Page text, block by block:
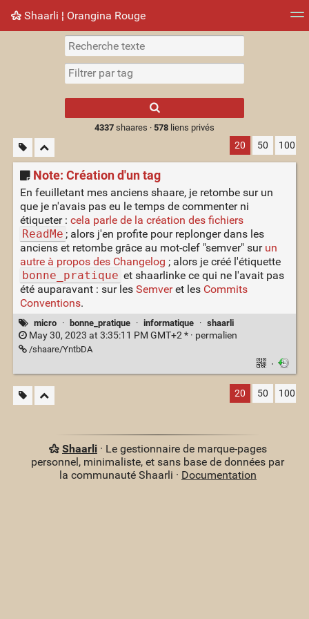
Shaarli ¦ Orangina Rouge
Nuage de tags Mur d'images
results.
4337shaares · 578liens privés
20 50 100
Note: Création d'un tag
En feuilletant mes anciens shaare, je retombe sur un
que je n'avais pas eu le temps de commenter ni
étiqueter : cela parle de la création des fichiers
ReadMe ; alors j'en profite pour replonger dans les
anciens et retombe grâce au mot-clef "semver" sur un
autre à propos des Changelog ; alors je créé l'étiquette
bonne_pratique et shaarlinke ce qui ne l'avait pas
été auparavant : sur les Semveret les Commits
Conventions.
micro · bonne_pratique · informatique · shaarli
May 30, 2023 at 3:35:11 PM GMT+2 * · permalien
/shaare/YntbDA
·
20 50 100
Shaarli· Le gestionnaire de marque-pages
personnel, minimaliste, et sans base de données par
la communauté Shaarli · Documentation